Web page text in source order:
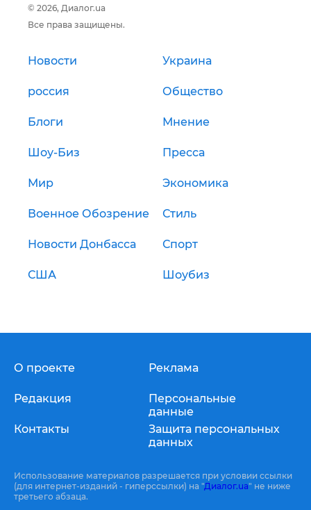
© 2026, Диалог.ua
Все права защищены.
Новости Украина
россия Общество
Блоги Мнение
Шоу-Биз Пресса
Мир Экономика
Военное Обозрение Стиль
Новости Донбасса Спорт
США Шоубиз
О проекте
Редакция
Контакты
Реклама
Персональные
данные
Защита персональных
данных
Использование материалов разрешается при условии ссылки
(для интернет-изданий - гиперссылки) на "Диалог.ua" не ниже
третьего абзаца.